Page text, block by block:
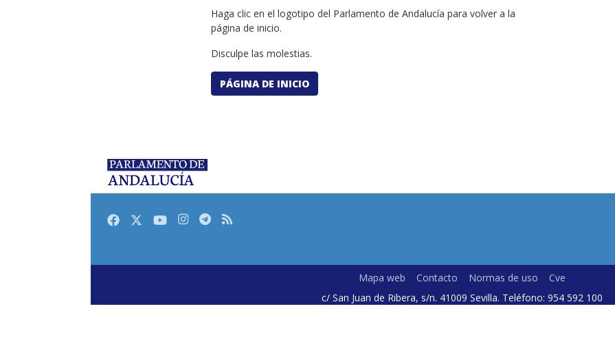
Haga clic en el logotipo del Parlamento de Andalucía para volver a la
página de inicio.
Disculpe las molestias.
PÁGINA DE INICIO
FacebookTwitterYoutubeInstagram
Telegram
RSS
Mapa web Contacto Normas de uso
Cve
c/ San Juan de Ribera, s/n. 41009 Sevilla. Teléfono: 954 592 100